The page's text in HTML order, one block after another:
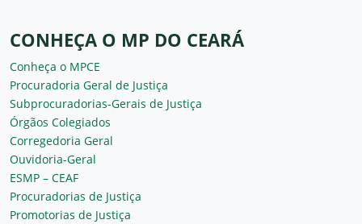
CONHEÇA O MP DO CEARÁ
Conheça o MPCE
Procuradoria Geral de Justiça
Subprocuradorias-Gerais de Justiça
Órgãos Colegiados
Corregedoria Geral
Ouvidoria-Geral
ESMP – CEAF
Procuradorias de Justiça
Promotorias de Justiça